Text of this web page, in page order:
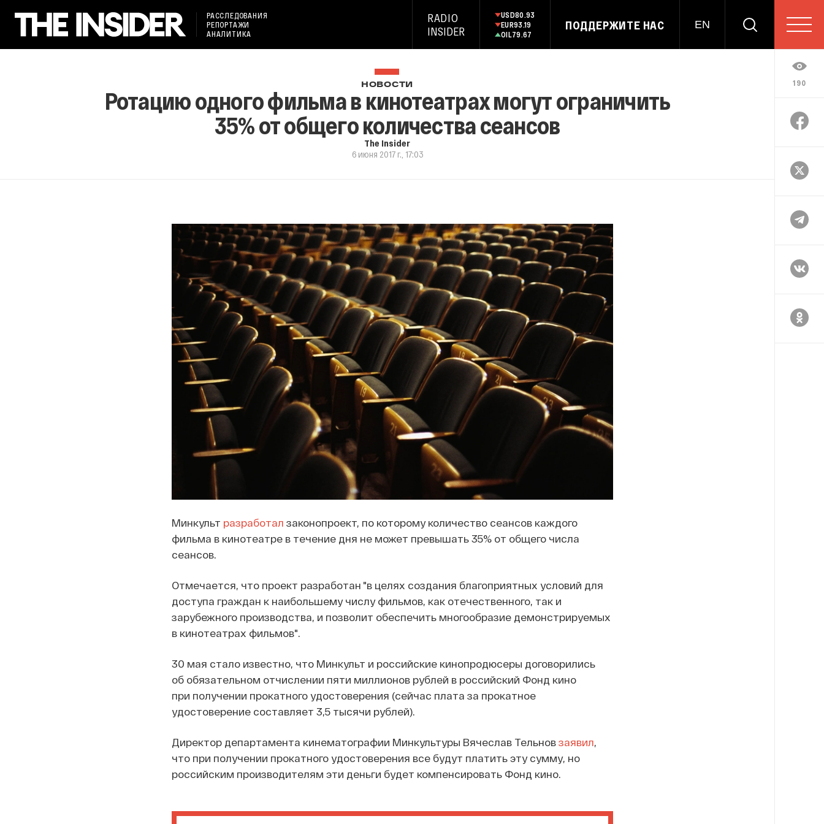
РАССЛЕДОВАНИЯ
РЕПОРТАЖИ
АНАЛИТИКА
RADIO
INSIDER
USD80.93
EUR93.19
OIL79.67
ПОДДЕРЖИТЕ НАС EN
190
НОВОСТИ
Ротацию одного фильма в кинотеатрах могут ограничить
35% от общего количества сеансов
The Insider
6 июня 2017 г., 17:03
Минкульт разработал законопроект, по которому количество сеансов каждого
фильма в кинотеатре в течение дня не может превышать 35% от общего числа
сеансов.
Отмечается, что проект разработан "в целях создания благоприятных условий для
доступа граждан к наибольшему числу фильмов, как отечественного, так и
зарубежного производства, и позволит обеспечить многообразие демонстрируемых
в кинотеатрах фильмов".
30 мая стало известно, что Минкульт и российские кинопродюсеры договорились
об обязательном отчислении пяти миллионов рублей в российский Фонд кино
при получении прокатного удостоверения (сейчас плата за прокатное
удостоверение составляет 3,5 тысячи рублей).
Директор департамента кинематографии Минкультуры Вячеслав Тельнов заявил,
что при получении прокатного удостоверения все будут платить эту сумму, но
российским производителям эти деньги будет компенсировать Фонд кино.